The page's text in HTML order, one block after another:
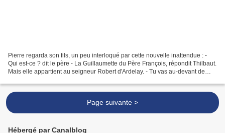
Pierre regarda son fils, un peu interloqué par cette nouvelle inattendue : -
Qui est-ce ? dit le père - La Guillaumette du Père François, répondit Thilbaut.
Mais elle appartient au seigneur Robert d'Ardelay. - Tu vas au-devant de
Page suivante >
Hébergé par Canalblog